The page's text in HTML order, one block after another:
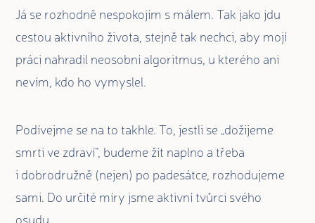
Já se rozhodně nespokojím s málem. Tak jako jdu
cestou aktivního života, stejně tak nechci, aby mojí
práci nahradil neosobní algoritmus, u kterého ani
nevím, kdo ho vymyslel.
Podívejme se na to takhle. To, jestli se „dožijeme
smrti ve zdraví“, budeme žít naplno a třeba
i dobrodružně (nejen) po padesátce, rozhodujeme
sami. Do určité míry jsme aktivní tvůrci svého
osudu.